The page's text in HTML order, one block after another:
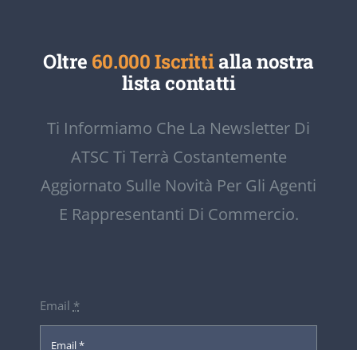
Oltre 60.000 Iscrittialla nostra
lista contatti
Ti Informiamo Che La Newsletter Di
ATSC Ti Terrà Costantemente
Aggiornato Sulle Novità Per Gli Agenti
E Rappresentanti Di Commercio.
Email *